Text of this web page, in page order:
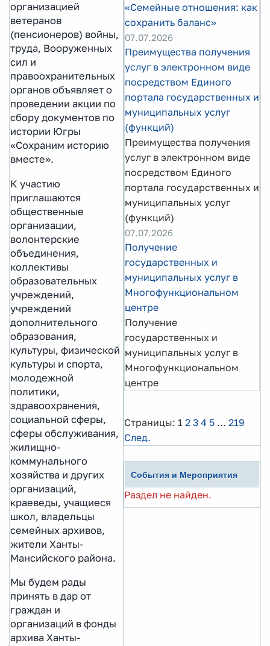
организацией
ветеранов
(пенсионеров) войны,
труда, Вооруженных
сил и
правоохранительных
органов объявляет о
проведении акции по
сбору документов по
истории Югры
«Сохраним историю
вместе».
К участию
приглашаются
общественные
организации,
волонтерские
объединения,
коллективы
образовательных
учреждений,
учреждений
дополнительного
образования,
культуры, физической
культуры и спорта,
молодежной
политики,
здравоохранения,
социальной сферы,
сферы обслуживания,
жилищно-
коммунального
хозяйства и других
организаций,
краеведы, учащиеся
школ, владельцы
семейных архивов,
жители Ханты-
Мансийского района.
Мы будем рады
принять в дар от
граждан и
организаций в фонды
архива Ханты-
«Семейные отношения: как
сохранить баланс»
07.07.2026
Преимущества получения
услуг в электронном виде
посредством Единого
портала государственных и
муниципальных услуг
(функций)
Преимущества получения
услуг в электронном виде
посредством Единого
портала государственных и
муниципальных услуг
(функций)
07.07.2026
Получение
государственных и
муниципальных услуг в
Многофункциональном
центре
Получение
государственных и
муниципальных услуг в
Многофункциональном
центре
Страницы: 1 2 3 4 5 ... 219
След.
События и Мероприятия
Раздел не найден.